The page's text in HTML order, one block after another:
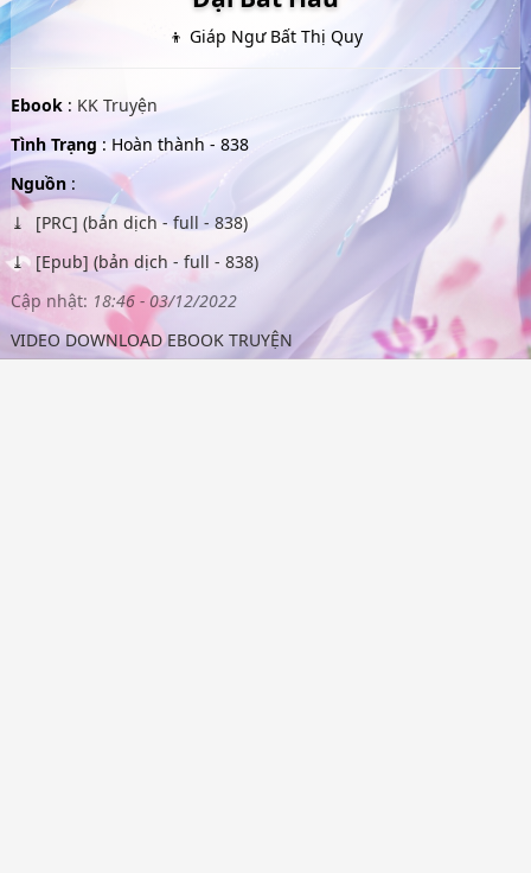
👦 Giáp Ngư Bất Thị Quy
Ebook : KK Truyện
Tình Trạng : Hoàn thành - 838
Nguồn:
[PRC] (bản dịch - full - 838)
[Epub] (bản dịch - full - 838)
Cập nhật: 18:46 - 03/12/2022
VIDEO DOWNLOAD EBOOK TRUYỆN